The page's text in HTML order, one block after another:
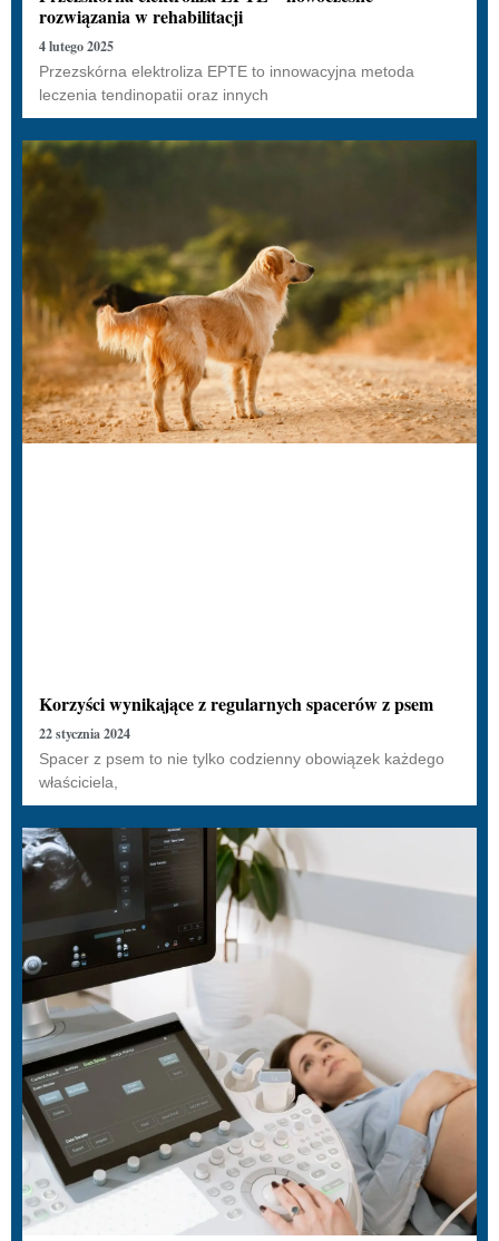
rozwiązania w rehabilitacji
4 lutego 2025
Przezskórna elektroliza EPTE to innowacyjna metoda
leczenia tendinopatii oraz innych
Korzyści wynikające z regularnych spacerów z psem
22 stycznia 2024
Spacer z psem to nie tylko codzienny obowiązek każdego
właściciela,